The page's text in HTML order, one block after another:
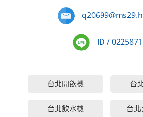
ID /
台北開飲機 台
台北飲水機 台北